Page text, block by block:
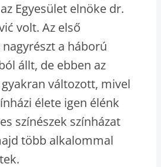
Egyesület elnöke dr.
volt. Az első
a háború
állt, de ebben az
változott, mivel
élete igen élénk
színészek színházat
több alkalommal